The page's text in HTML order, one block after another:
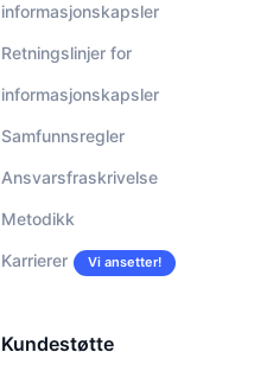
informasjonskapsler
Retningslinjer for
informasjonskapsler
Samfunnsregler
Ansvarsfraskrivelse
Metodikk
Karrierer Vi ansetter!
Kundestøtte